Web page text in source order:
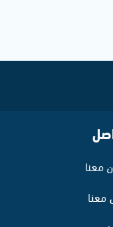
معنا
معنا